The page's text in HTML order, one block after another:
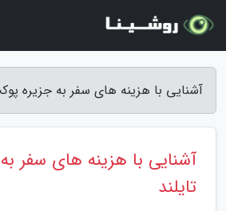
آشنایی با هزینه های سفر به جزیره
آشنایی با هزینه های سفر
تایلند